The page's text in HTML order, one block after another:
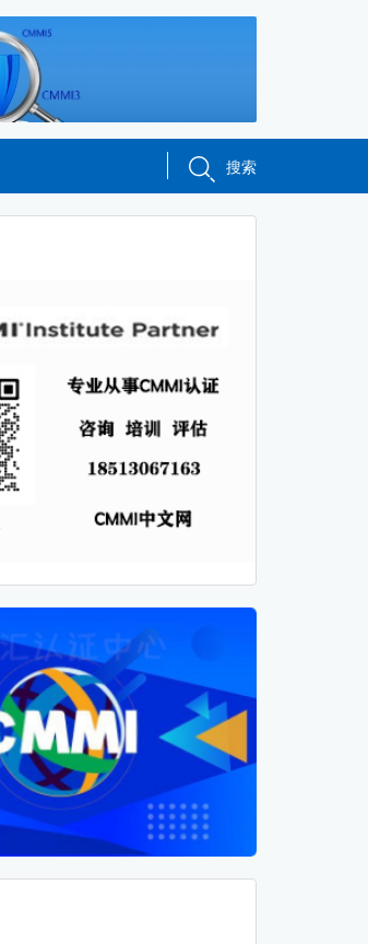
搜索